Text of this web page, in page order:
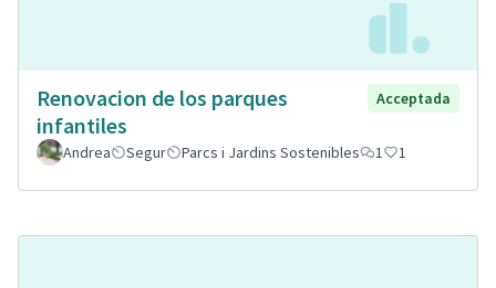
Renovacion de los parques
infantiles
Acceptada
Andrea Segur Parcs i Jardins Sostenibles 1 1